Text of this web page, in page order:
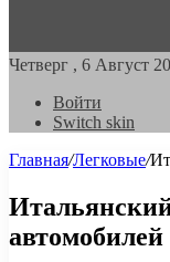
Четверг , 6 Август
Войти
Switch skin
Главная/Легковые/
автомобилей